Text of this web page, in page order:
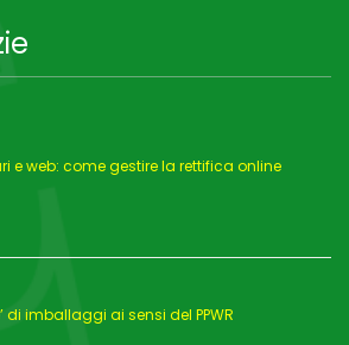
e web: come gestire la rettifica online
di imballaggi ai sensi del PPWR